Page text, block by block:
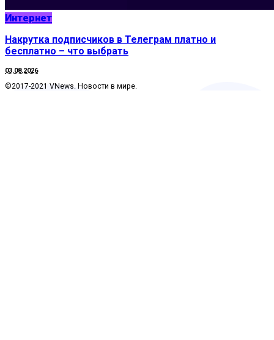
Интернет
Накрутка подписчиков в Телеграм платно и
бесплатно – что выбрать
03.08.2026
©2017-2021 VNews. Новости в мире.